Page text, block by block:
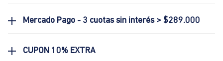
Mercado Pago - 3 cuotas sin interés > $289.000
CUPON 10% EXTRA